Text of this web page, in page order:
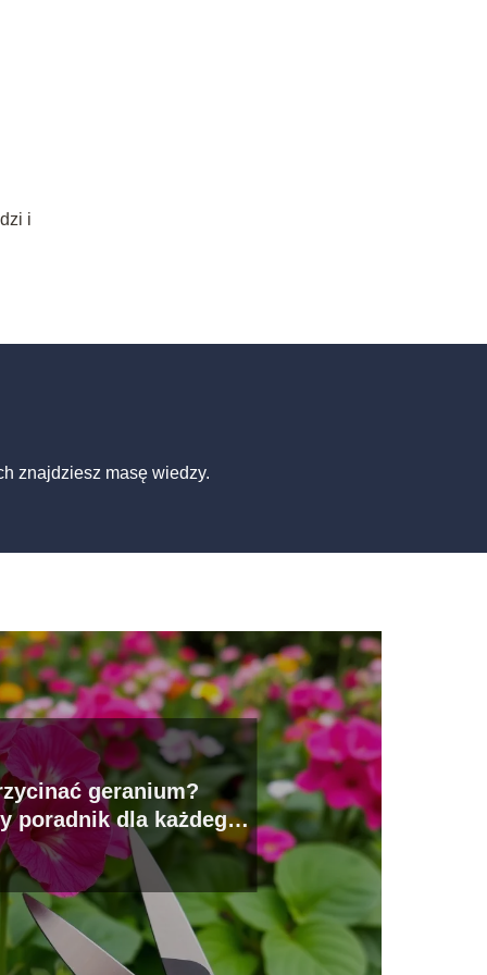
i
znajdziesz masę wiedzy.
geranium?
poradnik dla każdego
ogrodnika